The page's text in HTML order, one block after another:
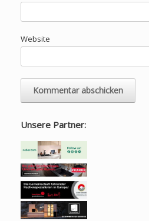
Website
Unsere Partner: